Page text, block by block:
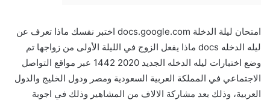
امتحان ليلة الدخلة docs.google.com اختبر نفسك ماذا تعرف عن
ليله الدخله docs ماذا يفعل الزوج في الليلة الأولى من زواجها تم
وضع اختبارات ليله الدخله الجديد 2020 1442 عبر مواقع التواصل
الاجتماعي في المملكة العربية السعودية ومصر ودول الخليج والدول
العربية، وذلك بعد مشاركة الالاف من المشاهير وذلك في اجوبة